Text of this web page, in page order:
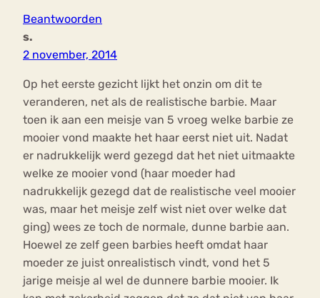
Beantwoorden
s.
2 november, 2014
Op het eerste gezicht lijkt het onzin om dit te
veranderen, net als de realistische barbie. Maar
toen ik aan een meisje van 5 vroeg welke barbie ze
mooier vond maakte het haar eerst niet uit. Nadat
er nadrukkelijk werd gezegd dat het niet uitmaakte
welke ze mooier vond (haar moeder had
nadrukkelijk gezegd dat de realistische veel mooier
was, maar het meisje zelf wist niet over welke dat
ging) wees ze toch de normale, dunne barbie aan.
Hoewel ze zelf geen barbies heeft omdat haar
moeder ze juist onrealistisch vindt, vond het 5
jarige meisje al wel de dunnere barbie mooier. Ik